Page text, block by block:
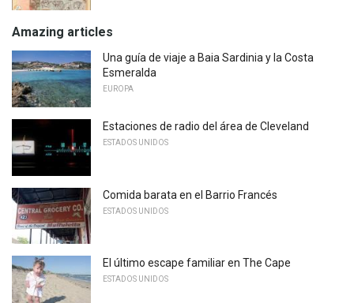
Amazing articles
Una guía de viaje a Baia Sardinia y la Costa
Esmeralda
EUROPA
Estaciones de radio del área de Cleveland
ESTADOS UNIDOS
Comida barata en el Barrio Francés
ESTADOS UNIDOS
El último escape familiar en The Cape
ESTADOS UNIDOS